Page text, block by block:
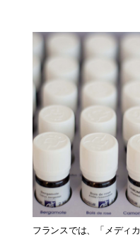
フランスでは、「メディ